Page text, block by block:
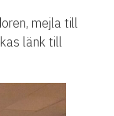
mejla till
länk till